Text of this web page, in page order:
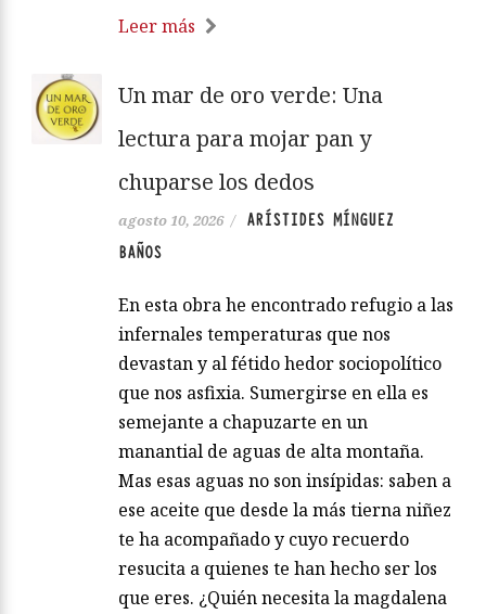
Leer más
Un mar de oro verde: Una
lectura para mojar pan y
chuparse los dedos
agosto 10, 2026 /
ARÍSTIDES MÍNGUEZ
BAÑOS
En esta obra he encontrado refugio a las
infernales temperaturas que nos
devastan y al fétido hedor sociopolítico
que nos asfixia. Sumergirse en ella es
semejante a chapuzarte en un
manantial de aguas de alta montaña.
Mas esas aguas no son insípidas: saben a
ese aceite que desde la más tierna niñez
te ha acompañado y cuyo recuerdo
resucita a quienes te han hecho ser los
que eres. ¿Quién necesita la magdalena